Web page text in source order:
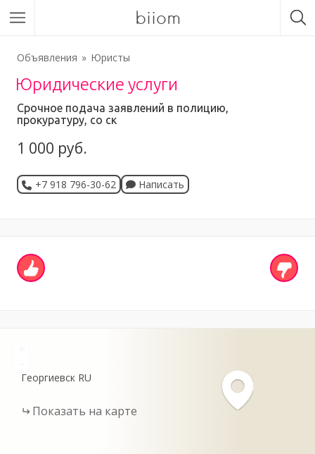
biiom
Объявления Юристы
Юридические услуги
Срочное подача заявлений в полицию,
прокуратуру, со ск
1 000 руб.
+7 918 796-30-62 Написать
Георгиевск RU
Показать на карте